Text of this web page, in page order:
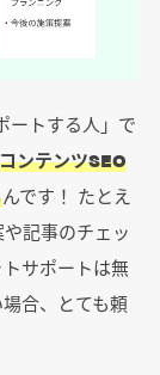
ートする人」で
コンテンツSEO
んです！ たとえ
記事のチェッ
サポートは無
合、とても頼